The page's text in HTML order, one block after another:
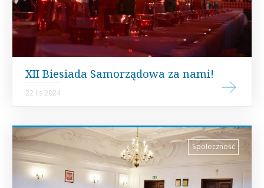
XII Biesiada Samorządowa za nami!
22 lis 2024
Społeczność